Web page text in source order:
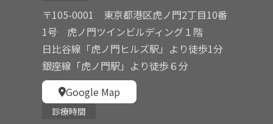
〒105-0001 東京都港区虎ノ門2丁目10番
1号 虎ノ門ツインビルディング１階
日比谷線「虎ノ門ヒルズ駅」より徒歩1分
銀座線「虎ノ門駅」より徒歩６分
Google Map
診療時間